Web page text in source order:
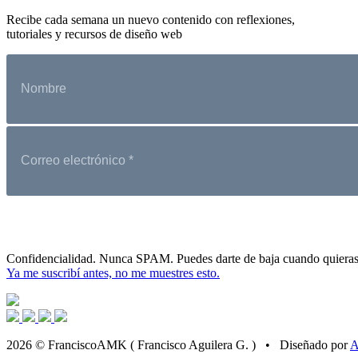
Recibe cada semana un nuevo contenido con reflexiones,
tutoriales y recursos de diseño web
Confidencialidad. Nunca SPAM. Puedes darte de baja cuando
Ya me suscribí antes, no me muestres esto.
2026 © FranciscoAMK ( Francisco Aguilera G. ) • Diseñado por